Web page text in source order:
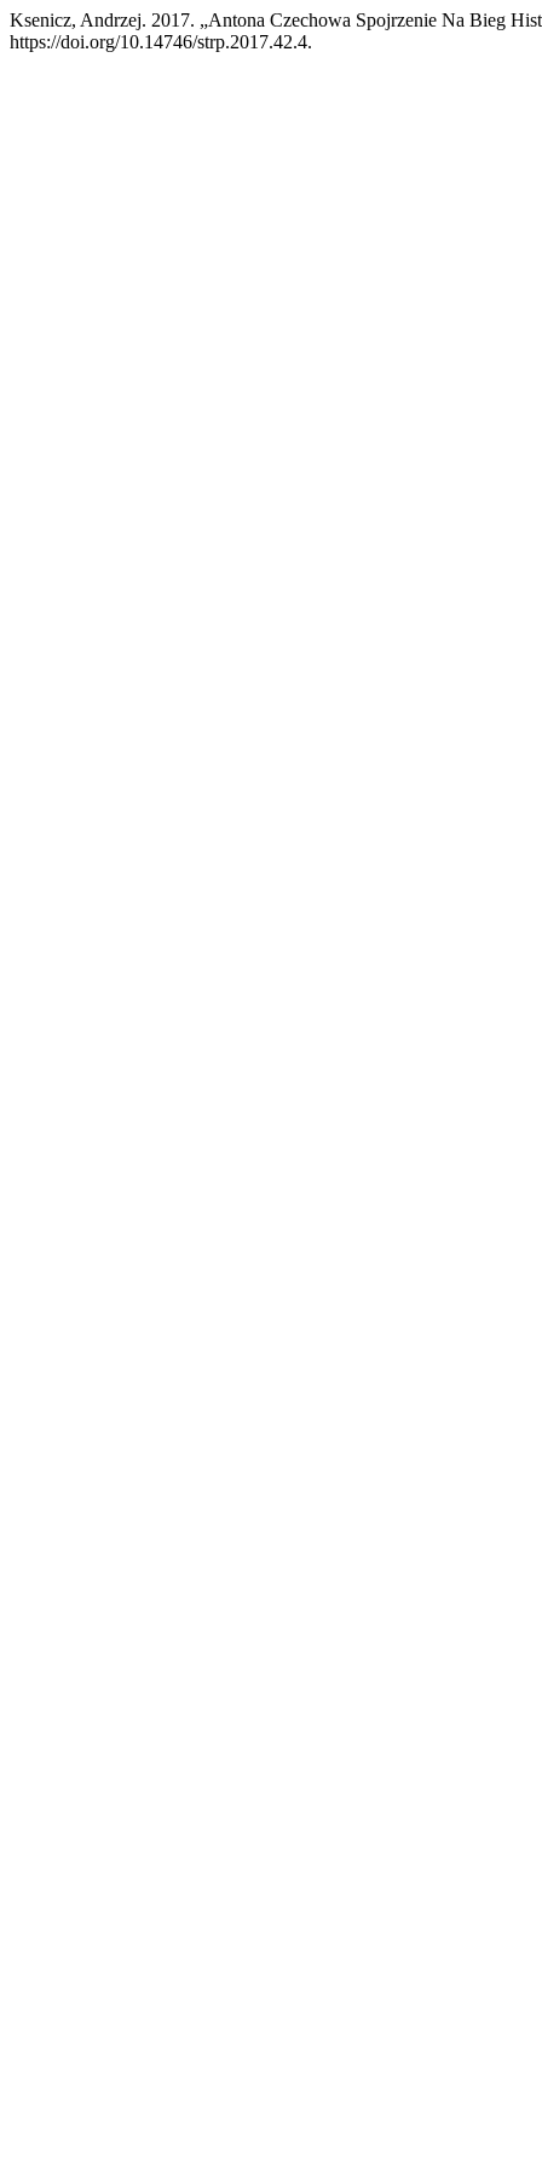
Ksenicz, Andrzej. 2017. „Antona Czechowa Spojrzenie Na Bieg
https://doi.org/10.14746/strp.2017.42.4.